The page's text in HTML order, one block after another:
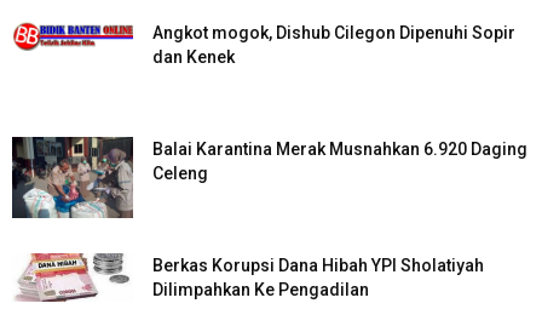
Angkot mogok, Dishub Cilegon Dipenuhi Sopir
dan Kenek
Balai Karantina Merak Musnahkan 6.920 Daging
Celeng
Berkas Korupsi Dana Hibah YPI Sholatiyah
Dilimpahkan Ke Pengadilan